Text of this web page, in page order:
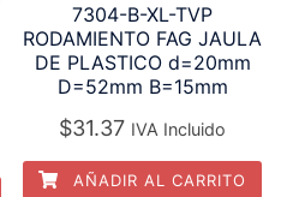
7304-B-XL-TVP
RODAMIENTO FAG JAULA
DE PLASTICO d=20mm
D=52mm B=15mm
$31.37 IVA Incluido
AÑADIR AL CARRITO